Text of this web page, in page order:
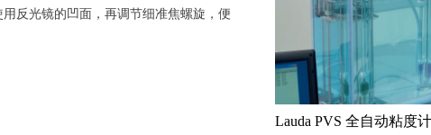
反光镜的凹面，再调节细准焦螺旋，便
Lauda PVS 全自动粘度